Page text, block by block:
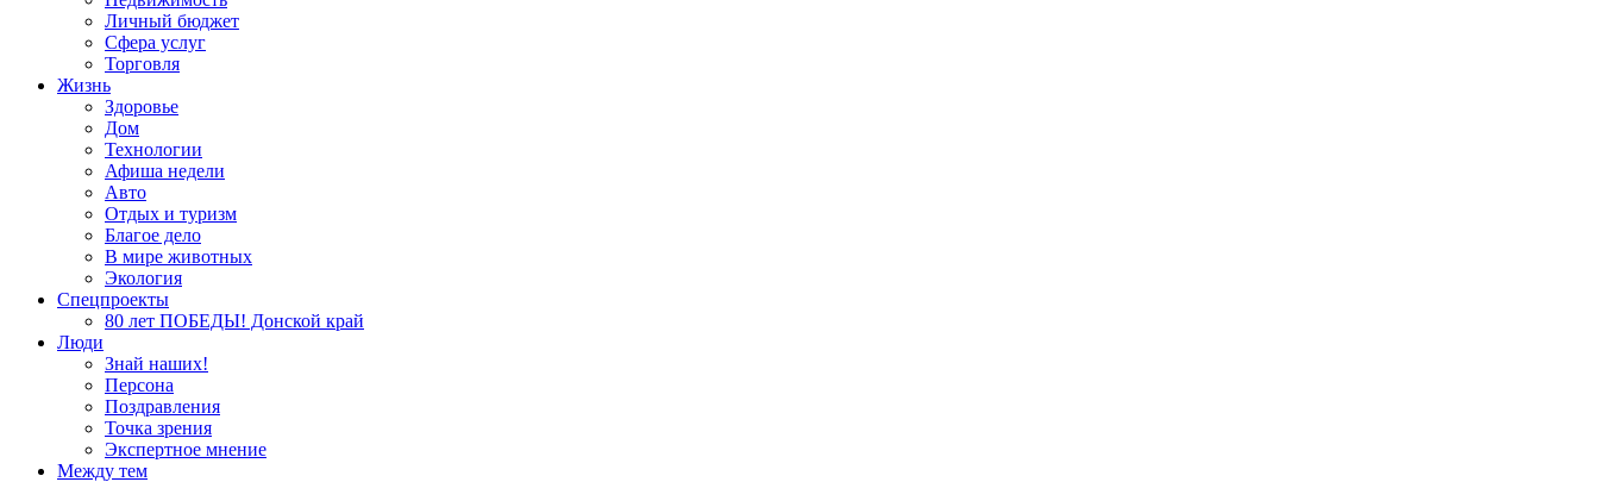
Личный бюджет
Сфера услуг
Торговля
Жизнь
Здоровье
Дом
Технологии
Афиша недели
Авто
Отдых и туризм
Благое дело
В мире животных
Экология
Спецпроекты
80 лет ПОБЕДЫ! Донской край
Люди
Знай наших!
Персона
Поздравления
Точка зрения
Экспертное мнение
Между тем